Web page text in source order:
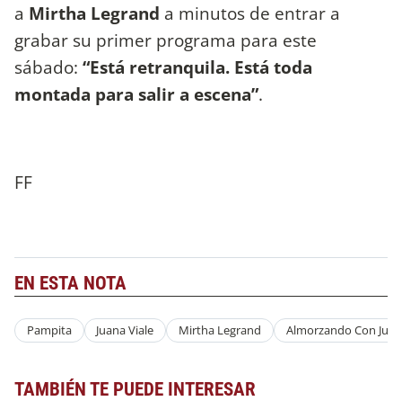
a Mirtha Legrand a minutos de entrar a
grabar su primer programa para este
sábado: “Está retranquila. Está toda
montada para salir a escena”.
FF
EN ESTA NOTA
Pampita Juana Viale Mirtha Legrand Almorzando Con
TAMBIÉN TE PUEDE INTERESAR